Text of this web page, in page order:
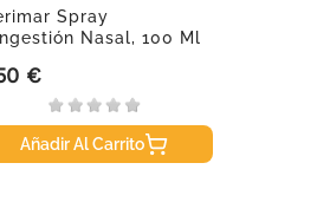
Spray
Nasal, 100 Ml
€
Añadir Al Carrito